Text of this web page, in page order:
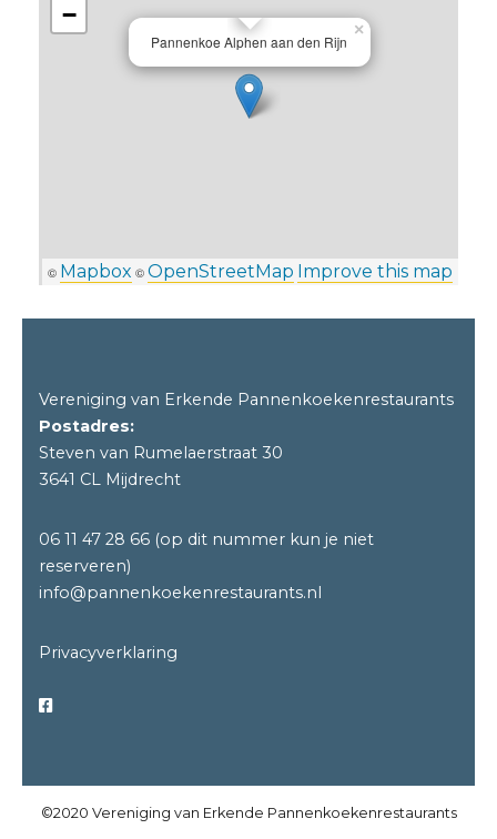
Pannenkoe Alphen aan den Rijn
×
−
© Mapbox ©OpenStreetMap Improve this map
Vereniging van Erkende Pannenkoekenrestaurants
Postadres:
Steven van Rumelaerstraat 30
3641 CL Mijdrecht
06 11 47 28 66 (op dit nummer kun je niet
reserveren)
info@pannenkoekenrestaurants.nl
Privacyverklaring
©2020 Vereniging van Erkende Pannenkoekenrestaurants